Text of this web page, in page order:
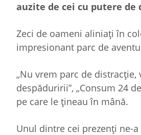
auzite de cei cu putere de
Zeci de oameni aliniați în
impresionant parc de
„Nu vrem parc de distracție,
despăduririi”, „Consum 24
pe care le țineau în mână.
Unul dintre cei prezenți ne-